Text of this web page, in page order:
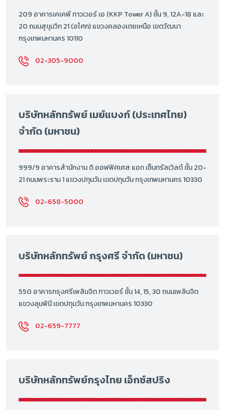
209 อาคารเคเคพี ทาวเวอร์ เอ (KKP Tower A) ชั้น 9, 12A-18 และ
20 ถนนสุขุมวิท 21 (อโศก) แขวงคลองเตยเหนือ เขตวัฒนา
กรุงเทพมหานคร 10110
02-305-9000
บริษัทหลักทรัพย์ เมย์แบงก์ (ประเทศไทย)
จำกัด (มหาชน)
999/9 อาคารสำนักงาน ดิ ออฟฟิศเศส แอท เซ็นทรัลเวิลด์ ชั้น 20-
21 ถนนพระราม 1 แขวงปทุมวัน เขตปทุมวัน กรุงเทพมหานคร 10330
02-658-5000
บริษัทหลักทรัพย์ กรุงศรี จำกัด (มหาชน)
550 อาคารกรุงศรีเพลินจิต ทาวเวอร์ ชั้น 14, 15, 30 ถนนเพลินจิต
แขวงลุมพินี เขตปทุมวัน กรุงเทพมหานคร 10330
02-659-7777
บริษัทหลักทรัพย์กรุงไทย เอ็กซ์สปริง